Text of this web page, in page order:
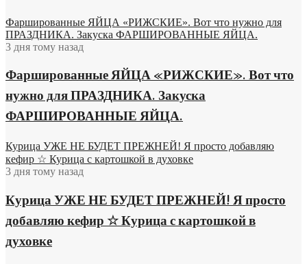
Фаршированные ЯЙЦА «РИЖСКИЕ». Вот что нужно для
ПРАЗДНИКА. Закуска ФАРШИРОВАННЫЕ ЯЙЦА.
3 дня тому назад
Фаршированные ЯЙЦА «РИЖСКИЕ». Вот что
нужно для ПРАЗДНИКА. Закуска
ФАРШИРОВАННЫЕ ЯЙЦА.
Курица УЖЕ НЕ БУДЕТ ПРЕЖНЕЙ! Я просто добавляю
кефир ☆ Курица с картошкой в духовке
3 дня тому назад
Курица УЖЕ НЕ БУДЕТ ПРЕЖНЕЙ! Я просто
добавляю кефир ☆ Курица с картошкой в
духовке